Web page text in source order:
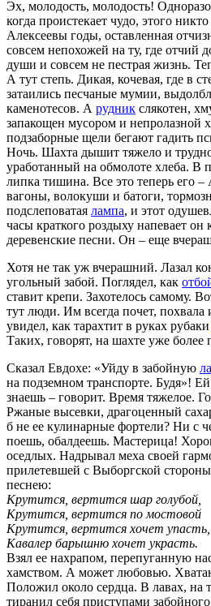
Эх, молодость, молодость!
когда проистекает чудо, этого
Алексеевы годы, оставленная
совсем непохожей на ту, где отчий
души и совсем не пестрая жизнь.
А тут степь. Дикая, кочевая, где в
затаились песчаные мумии,
каменотесов. А рудник слякотен,
запакощен мусором и непролазной
подзаборные щели бегают гадить
Ночь. Шахта дышит тяжело и
уработанный на обмолоте хлеба. В
липка тишина. Все это теперь его –
вагоны, волокуши и батоги,
подслеповатая лампа, и этот
часы краткого роздыху напевает он
деревенские песни. Он – еще
Хотя не так уж вчерашний. Лазал
угольный забой. Поглядел, как
ставит крепи. Захотелось самому.
тут люди. Им всегда почет, похвала
увидел, как тарахтит в руках рубаки
Таких, говорят, на шахте уже
Сказал Евдохе: «Уйду в забойную
на подземном транспорте. Будя»!
знаешь – говорит. Время тяжелое.
Ржаные высевки, драгоценный
б не ее кулинарные фортели? Ни с
поешь, обалдеешь. Мастерица!
оседлых. Надрывал меха своей
прилетевшей с Выборгской
песнею:
Крутится, вертится шар голубой,
Крутится, вертится по мостовой
Крутится, вертится хочет упасть,
Кавалер барышню хочет украсть.
Взял ее нахрапом, перепуганную
хамством. А может любовью.
Положил около сердца. В лавах, на
тиранил себя приступами